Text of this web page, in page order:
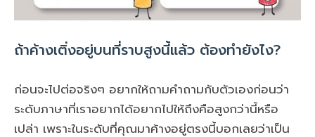
ถ้าค้างเติ่งอยู่บนที่ราบสูงนี้แล้ว ต้องทำยังไง?
ก่อนจะไปต่อจริงๆ อยากให้ถามคำถามกับตัวเองก่อนว่า
ระดับภาษาที่เราอยากได้อยากไปให้ถึงคือสูงกว่านี้หรือ
เปล่า เพราะในระดับที่คุณมาค้างอยู่ตรงนี้บอกเลยว่าเป็น